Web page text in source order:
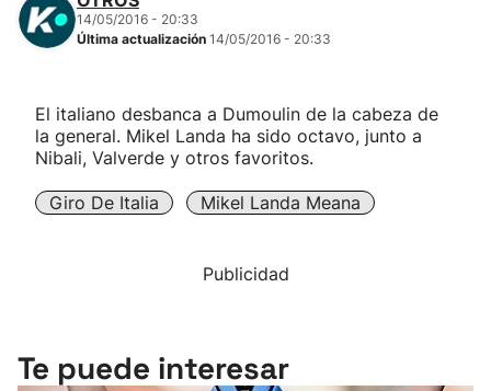
Kirolak 360
Carreras de montaña
Más deportes
14/05/2016 - 20:33
Última actualización 14/05/2016 - 20:33
El italiano desbanca a Dumoulin de la cabeza de
la general. Mikel Landa ha sido octavo, junto a
Nibali, Valverde y otros favoritos.
Giro De Italia Mikel Landa Meana
Publicidad
Te puede interesar